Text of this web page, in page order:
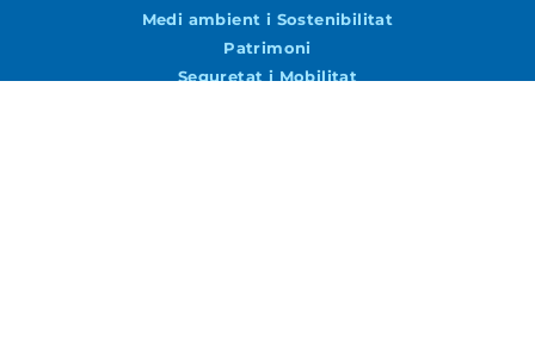
Medi ambient i Sostenibilitat
Patrimoni
Seguretat i Mobilitat